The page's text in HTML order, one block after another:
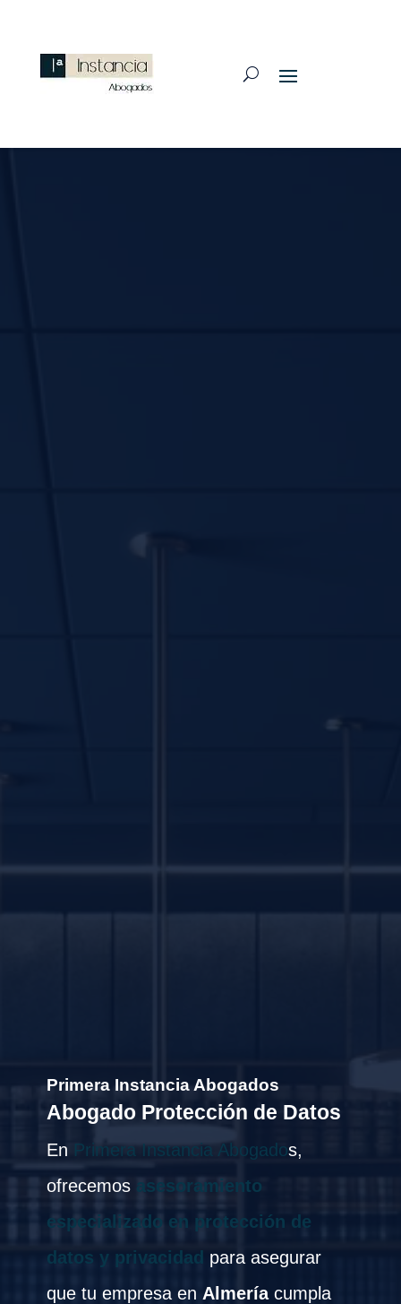
Primera Instancia Abogados
Abogado Protección de Datos
En Primera Instancia Abogados,
ofrecemos asesoramiento
especializado en protección de
datos y privacidad para asegurar
que tu empresa en Almeríacumpla